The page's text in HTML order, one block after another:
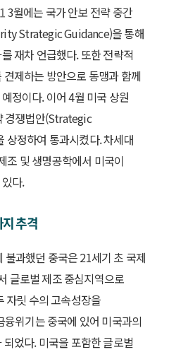
13월에는 국가 안보 전략 중간
Strategic Guidance)을 통해
재차 언급했다. 또한 전략적
제하는 방안으로 동맹과 함께
정이다. 이어 4월 미국 상원
경쟁법안(Strategic
정하여 통과시켰다. 차세대
조 및 생명공학에서 미국이
다.
추격
과했던 중국은 21세기 초 국제
글로벌 제조 중심지역으로
자릿 수의 고속성장을
위기는 중국에 있어 미국과의
었다. 미국을 포함한 글로벌